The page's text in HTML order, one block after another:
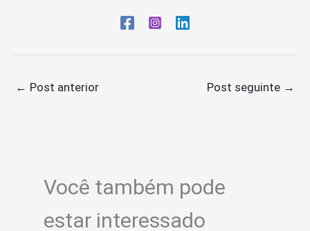
← Post anterior Post seguinte →
Você também pode
estar interessado